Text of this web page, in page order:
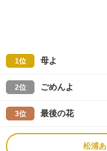
1位 母よ
2位 ごめんよ
3位 最後の花
松浦